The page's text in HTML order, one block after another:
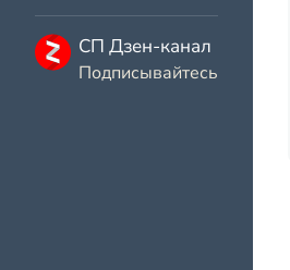
СП Дзен-канал
Подписывайтесь